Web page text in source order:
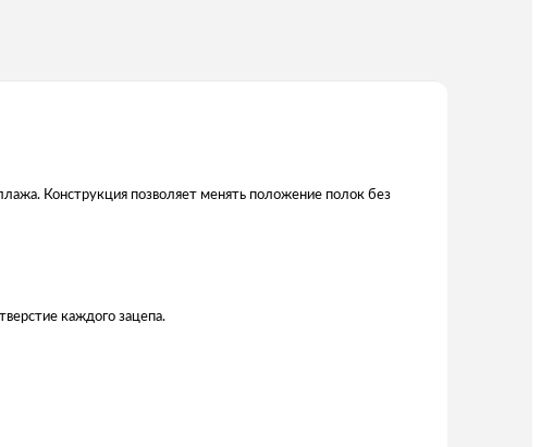
Конструкция позволяет менять положение полок без
каждого зацепа.